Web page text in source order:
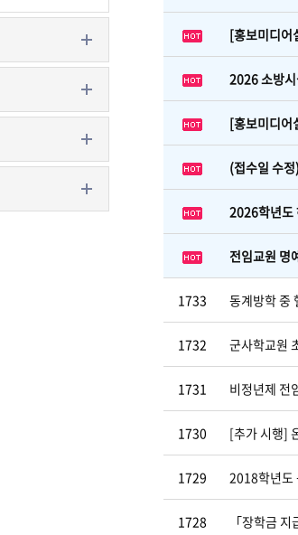
[홍보미디어
2026 소방
[홍보미디어
(접수일 수
2026학년도
전임교원 명
1733 동계방학 중
1732 군사학교원
1731 비정년제 전
1730 [추가 시행]
1729 2018학년도
1728 「장학금